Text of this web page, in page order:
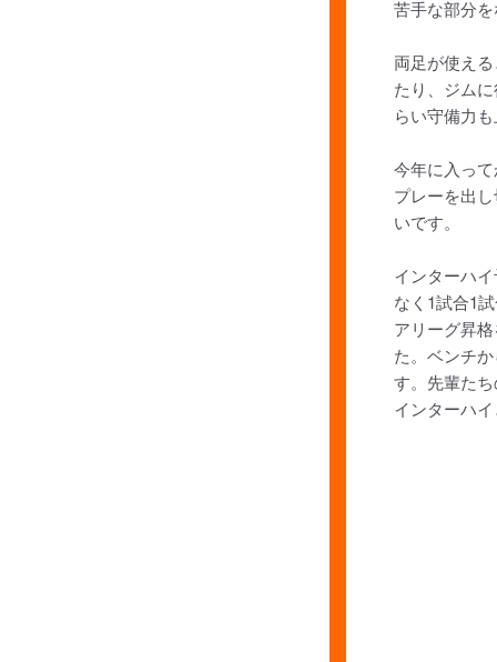
苦手な部分
両足が使え
たり、ジム
らい守備力
今年に入っ
プレーを出
いです。
インターハ
なく1試合1
アリーグ昇
た。ベンチ
す。先輩た
インターハ